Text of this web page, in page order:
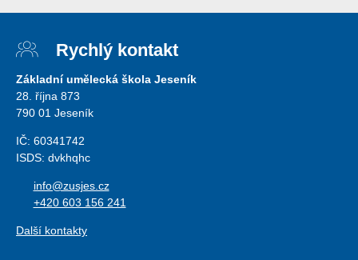
Rychlý kontakt
Základní umělecká škola Jeseník
28. října 873
790 01 Jeseník
IČ: 60341742
ISDS: dvkhqhc
info@zusjes.cz
+420 603 156 241
Další kontakty